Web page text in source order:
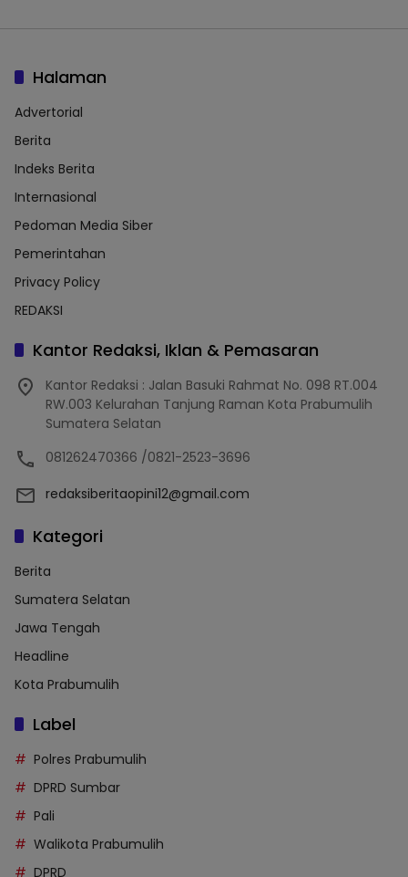
Halaman
Advertorial
Berita
Indeks Berita
Internasional
Pedoman Media Siber
Pemerintahan
Privacy Policy
REDAKSI
Kantor Redaksi, Iklan & Pemasaran
Kantor Redaksi : Jalan Basuki Rahmat No. 098 RT.004
RW.003 Kelurahan Tanjung Raman Kota Prabumulih
Sumatera Selatan
081262470366 /0821-2523-3696
redaksiberitaopini12@gmail.com
Kategori
Berita
Sumatera Selatan
Jawa Tengah
Headline
Kota Prabumulih
Label
Polres Prabumulih
DPRD Sumbar
Pali
Walikota Prabumulih
DPRD